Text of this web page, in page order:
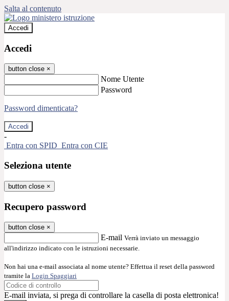
Salta al contenuto
Accedi
Accedi
button close ×
Nome Utente
Password
Password dimenticata?
-
Entra con SPID Entra con CIE
Seleziona utente
button close ×
Recupero password
button close ×
E-mail Verrà inviato un messaggio
all'indirizzo indicato con le istruzioni necessarie.
Non hai una e-mail associata al nome utente? Effettua il reset della password
tramite la Login Spaggiari
E-mail inviata, si prega di controllare la casella di posta elettronica!